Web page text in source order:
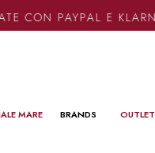
PAYPAL E KLARNA
MARE BRANDS OUTLET